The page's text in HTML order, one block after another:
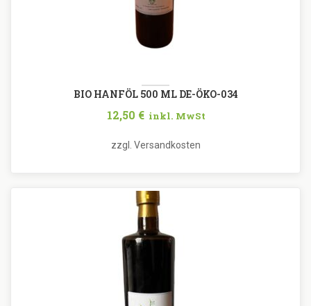
zzgl. Versandkosten
BIO HANFÖL 500 ML DE-ÖKO-034
12,50 € inkl. MwSt